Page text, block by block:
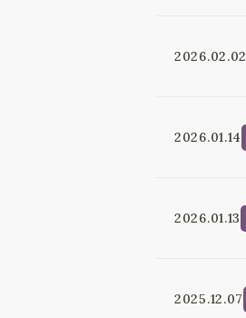
2026.02.02
2026.01.14
2026.01.13
2025.12.07